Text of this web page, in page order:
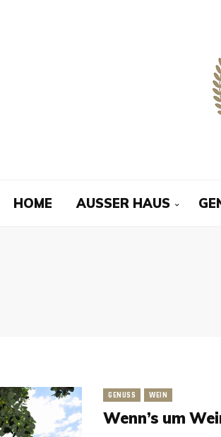
HOME AUSSER HAUS
GENUSS WEIN
Wenn’s um